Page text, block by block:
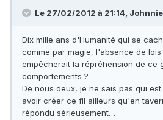
Le 27/02/2012 à 21:14,
Dix mille ans d'Humanité qui se
comme par magie, l'absence de
empêcherait la répréhension de ce
comportements ?
De nous deux, je ne sais pas qui
avoir créer ce fil ailleurs qu'en
répondu sérieusement…